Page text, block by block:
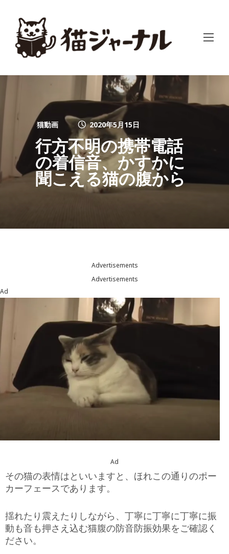
猫動画 2020年5月15日
行方不明の携帯電話
の着信音、かすかに
聞こえる猫の腹から
Advertisements
Advertisements
Ad
Ad
その猫の表情はといいますと、ほれこの通りのポー
カーフェースであります。
揺れたり震えたりしながら、丁寧に丁寧に丁寧に振
動も音も押さえ込む猫腹の防音防振効果をご確認く
ださい。